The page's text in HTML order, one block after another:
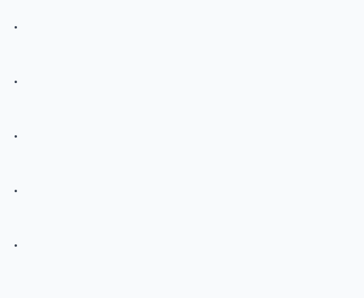
.
.
.
.
.